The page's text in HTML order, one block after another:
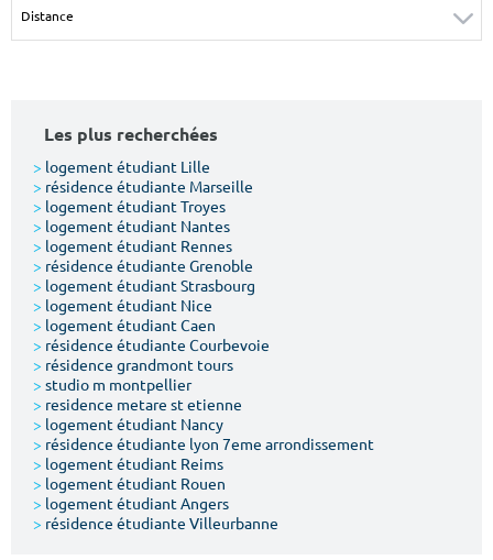
m² m²
Votre date d'entrée
Chercher
Les plus recherchées
> logement étudiant Lille
> résidence étudiante Marseille
> logement étudiant Troyes
> logement étudiant Nantes
> logement étudiant Rennes
> résidence étudiante Grenoble
> logement étudiant Strasbourg
> logement étudiant Nice
> logement étudiant Caen
> résidence étudiante Courbevoie
> résidence grandmont tours
> studio m montpellier
> residence metare st etienne
> logement étudiant Nancy
> résidence étudiante lyon 7eme arrondissement
> logement étudiant Reims
> logement étudiant Rouen
> logement étudiant Angers
> résidence étudiante Villeurbanne